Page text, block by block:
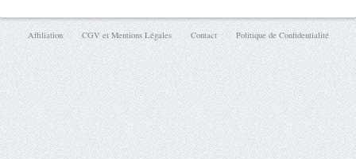
Affiliation CGV et Mentions Légales Contact Politique de Confidentialité